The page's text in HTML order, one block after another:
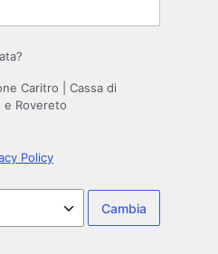
Caritro | Cassa di
e Rovereto
Policy